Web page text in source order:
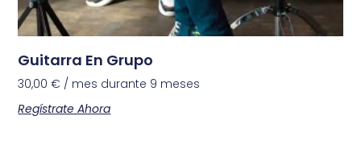
Guitarra En Grupo
30,00€ / mes durante 9 meses
Regístrate Ahora